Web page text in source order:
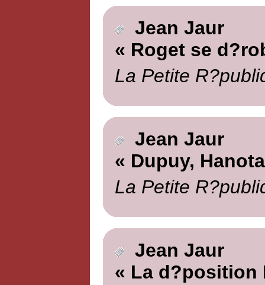
Jean Jaur
« Roget se
La Petite
Jean Jaur
« Dupuy,
La Petite
Jean Jaur
« La d?position